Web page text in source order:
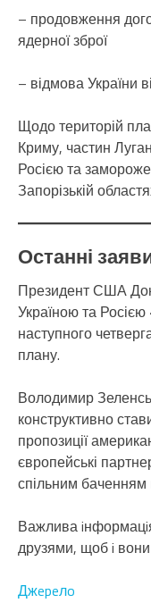
– продовження
ядерної зброї
– відмова України
Щодо територій
Криму, частин
Росією та
Запорізькій
Останні
Президент США
Україною та Росією
наступного
плану.
Володимир
конструктивно
пропозиції
європейські
спільним
Важлива
друзями, щоб i
Джepeлo